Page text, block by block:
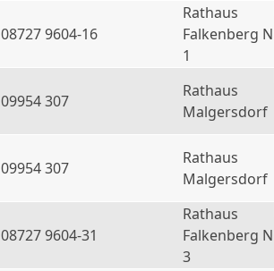
08727 9604-16
Rathaus
Falkenberg N
1
09954 307
Rathaus
Malgersdorf
09954 307
Rathaus
Malgersdorf
08727 9604-31
Rathaus
Falkenberg N
3